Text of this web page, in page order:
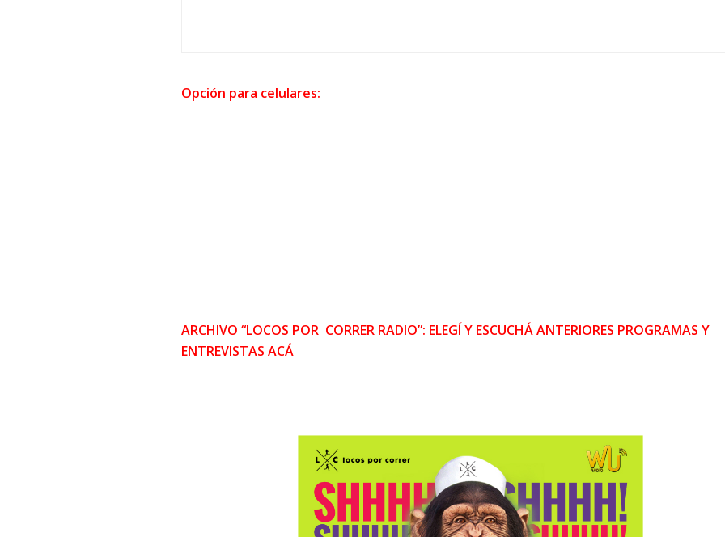
Opción para celulares:
ARCHIVO “LOCOS POR CORRER RADIO”: ELEGÍ Y ESCUCHÁ ANTERIORES PROGRAMAS Y
ENTREVISTAS ACÁ